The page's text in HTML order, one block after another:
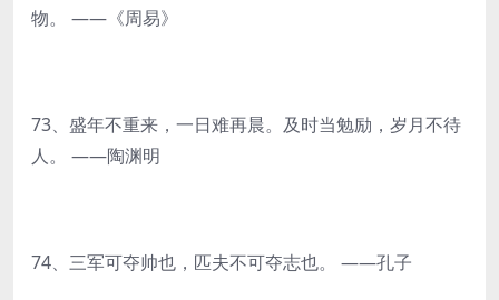
物。 ——《周易》
73、盛年不重来，一日难再晨。及时当勉励，岁月不待
人。 ——陶渊明
74、三军可夺帅也，匹夫不可夺志也。 ——孔子